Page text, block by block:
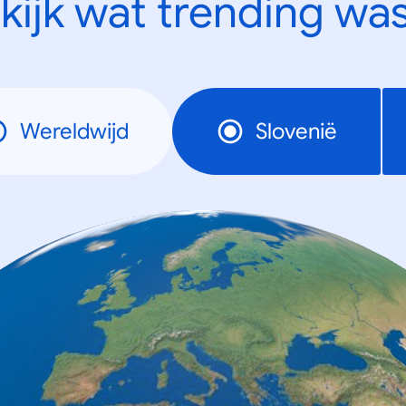
wat trending
Wereldwijd Slovenië